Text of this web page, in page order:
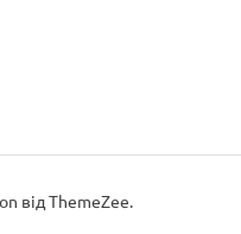
від ThemeZee.